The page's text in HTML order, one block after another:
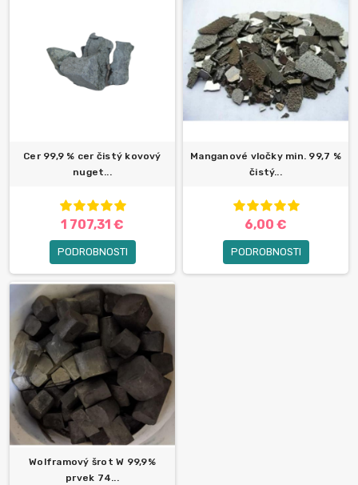
Cer 99,9 % cer čistý kovový
nuget...
1 707,31 €
PODROBNOSTI
Manganové vločky min. 99,7 %
čistý...
6,00 €
PODROBNOSTI
Wolframový šrot W 99,9%
prvek 74...